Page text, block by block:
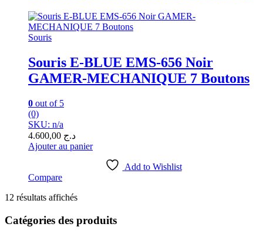
Souris
Souris E-BLUE EMS-656 Noir
GAMER-MECHANIQUE 7 Boutons
0 out of 5
(0)
SKU: n/a
د.ج
Ajouter au panier
Add to Wishlist
Compare
12 résultats affichésTrié
popularité
Catégories des produits